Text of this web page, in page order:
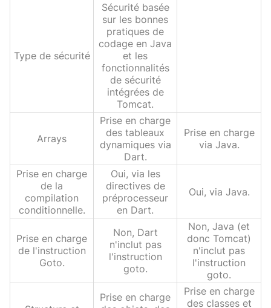
Type de sécurité
Sécurité basée
sur les bonnes
pratiques de
codage en Java
et les
fonctionnalités
de sécurité
intégrées de
Tomcat.
Arrays
Prise en charge
des tableaux
dynamiques via
Dart.
Prise en charge
via Java.
Prise en charge
de la
compilation
conditionnelle.
Oui, via les
directives de
préprocesseur
en Dart.
Oui, via Java.
Prise en charge
de l'instruction
Goto.
Non, Dart
n'inclut pas
l'instruction
goto.
Non, Java (et
donc Tomcat)
n'inclut pas
l'instruction
goto.
Prise en charge
Prise en charge
des classes et